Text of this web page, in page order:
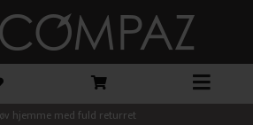
hjemme med fuld returret